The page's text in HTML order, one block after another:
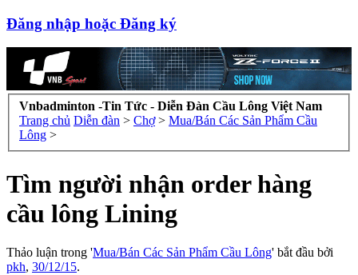
Đăng nhập hoặc Đăng ký
Vnbadminton -Tin Tức - Diễn Đàn Cầu Lông Việt Nam
Trang chủ Diễn đàn > Chợ > Mua/Bán Các Sản Phẩm Cầu
Lông >
Tìm người nhận order hàng
cầu lông Lining
Thảo luận trong 'Mua/Bán Các Sản Phẩm Cầu Lông' bắt đầu bởi
pkh, 30/12/15.